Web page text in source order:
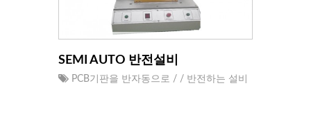
SEMI AUTO 반전설비
PCB기판을 반자동으로 / / 반전하는 설비